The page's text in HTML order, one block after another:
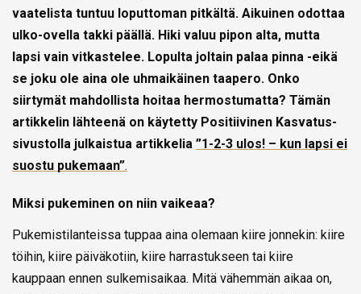
vaatelista tuntuu loputtoman pitkältä. Aikuinen odottaa
ulko-ovella takki päällä. Hiki valuu pipon alta, mutta
lapsi vain vitkastelee. Lopulta joltain palaa pinna -eikä
se joku ole aina ole uhmaikäinen taapero. Onko
siirtymät mahdollista hoitaa hermostumatta? Tämän
artikkelin lähteenä on käytetty Positiivinen Kasvatus-
sivustolla julkaistua artikkelia ”1-2-3 ulos! – kun lapsi ei
suostu pukemaan”.
Miksi pukeminen on niin vaikeaa?
Pukemistilanteissa tuppaa aina olemaan kiire jonnekin: kiire
töihin, kiire päiväkotiin, kiire harrastukseen tai kiire
kauppaan ennen sulkemisaikaa. Mitä vähemmän aikaa on,